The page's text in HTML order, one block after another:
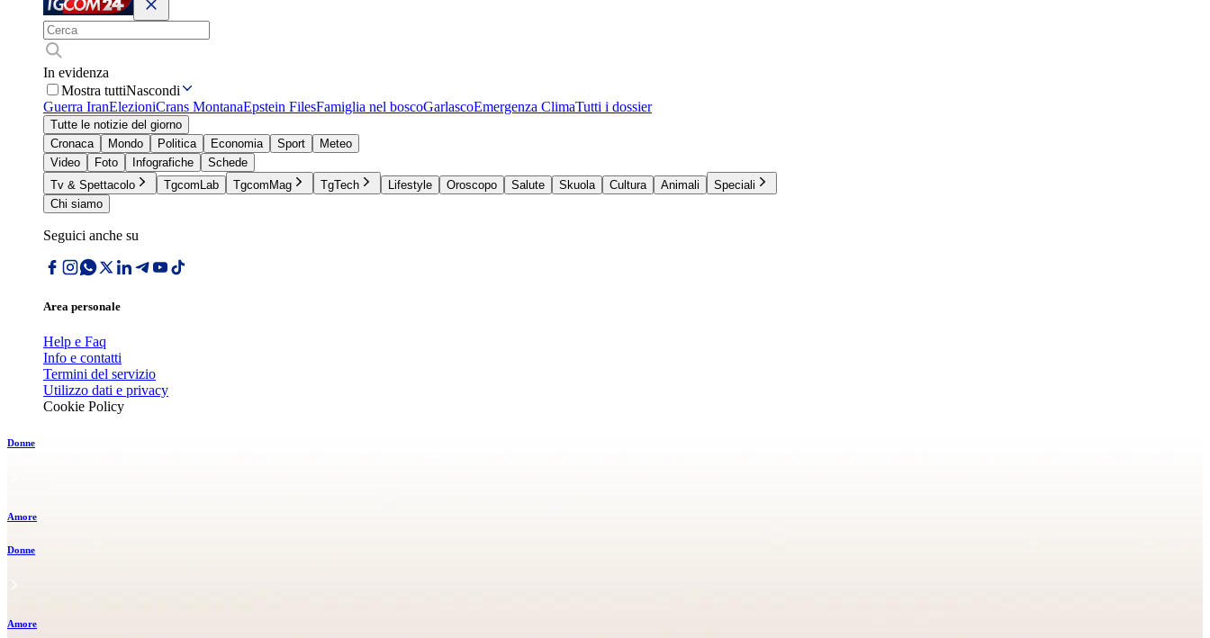
In evidenza
Mostra tuttiNascondi
Guerra IranElezioniCrans MontanaEpstein FilesFamiglia nel boscoGarlascoEmergenza ClimaTutti i dossier
Tutte le notizie del giorno
Cronaca
Mondo Politica Economia Sport
Meteo
Video
Foto Infografiche
Schede
Tv & Spettacolo
TgcomLab TgcomMag TgTech Lifestyle Oroscopo Salute Skuola Cultura Animali
Speciali
Chi siamo
Seguici anche su
Area personale
Help e Faq
Info e contatti
Termini del servizio
Utilizzo dati e privacy
Cookie Policy
Donne
Amore
Donne
Amore